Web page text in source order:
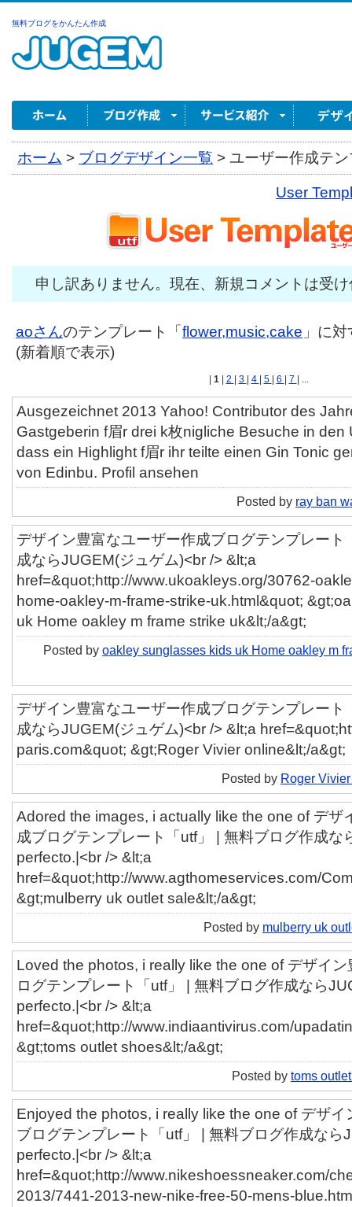
無料ブログをかんたん作成
ホーム > ブログデザイン一覧 > ユーザー作成テ
User
申し訳ありません。現在、新規コメントは受
aoさんのテンプレート「 flower,music,cake 」に
(新着順で表示)
1 2 3 4 5 6 7 | ...
Ausgezeichnet 2013 Yahoo! Contributor des
Gastgeberin f眉r drei k枚nigliche Besuche in den
dass ein Highlight f眉r ihr teilte einen Gin Tonic
von Edinbu. Profil ansehen
Posted by ray ban
デザイン豊富なユーザー作成ブログテンプレート
成ならJUGEM(ジュゲム)<br /> &lt;a
href=&quot;http://www.ukoakleys.org/30762-
home-oakley-m-frame-strike-uk.html&quot;
uk Home oakley m frame strike uk&lt;/a&gt;
Posted by oakley sunglasses kids uk Home oakley m
デザイン豊富なユーザー作成ブログテンプレート
成ならJUGEM(ジュゲム)<br /> &lt;a
paris.com&quot; &gt;Roger Vivier online&lt;/a&gt;
Posted by Roger
Adored the images, i actually like the one of デザ
成ブログテンプレート「utf」 | 無料ブログ作成な
perfecto.|<br /> &lt;a
href=&quot;http://www.agthomeservices.com/
&gt;mulberry uk outlet sale&lt;/a&gt;
Posted by mulberry uk
Loved the photos, i really like the one of デザイ
ログテンプレート「utf」 | 無料ブログ作成なら
perfecto.|<br /> &lt;a
href=&quot;http://www.indiaantivirus.com/
&gt;toms outlet shoes&lt;/a&gt;
Posted by toms
Enjoyed the photos, i really like the one of デザイ
ブログテンプレート「utf」 | 無料ブログ作成なら
perfecto.|<br /> &lt;a
href=&quot;http://www.nikeshoessneaker.com/
2013/7441-2013-new-nike-free-50-mens-